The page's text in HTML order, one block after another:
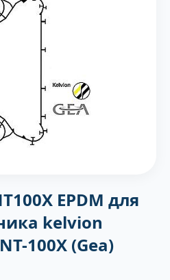
EPDM для
kelvion
100X (Gea)